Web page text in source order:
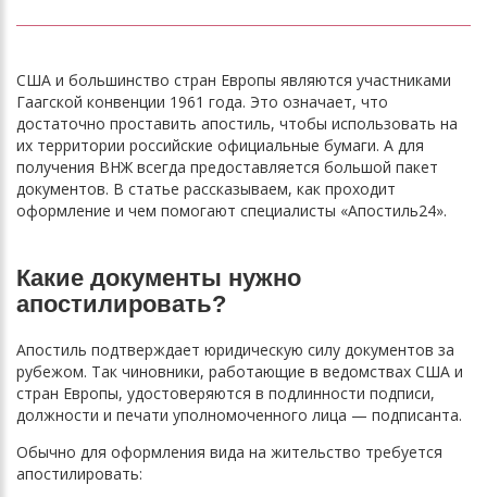
США и большинство стран Европы являются участниками
Гаагской конвенции 1961 года. Это означает, что
достаточно проставить апостиль, чтобы использовать на
их территории российские официальные бумаги. А для
получения ВНЖ всегда предоставляется большой пакет
документов. В статье рассказываем, как проходит
оформление и чем помогают специалисты «Апостиль24».
Какие документы нужно
апостилировать?
Апостиль подтверждает юридическую силу документов за
рубежом. Так чиновники, работающие в ведомствах США и
стран Европы, удостоверяются в подлинности подписи,
должности и печати уполномоченного лица — подписанта.
Обычно для оформления вида на жительство требуется
апостилировать: